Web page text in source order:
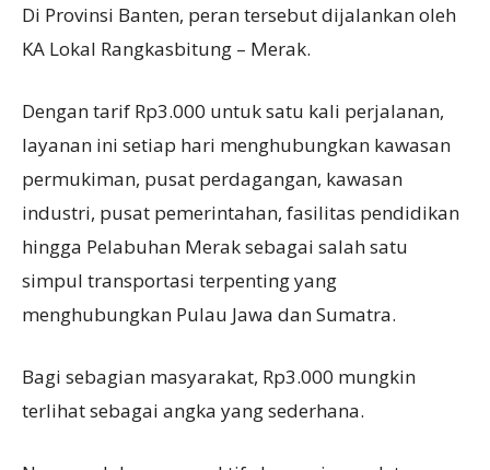
Di Provinsi Banten, peran tersebut dijalankan oleh
KA Lokal Rangkasbitung – Merak.
Dengan tarif Rp3.000 untuk satu kali perjalanan,
layanan ini setiap hari menghubungkan kawasan
permukiman, pusat perdagangan, kawasan
industri, pusat pemerintahan, fasilitas pendidikan
hingga Pelabuhan Merak sebagai salah satu
simpul transportasi terpenting yang
menghubungkan Pulau Jawa dan Sumatra.
Bagi sebagian masyarakat, Rp3.000 mungkin
terlihat sebagai angka yang sederhana.